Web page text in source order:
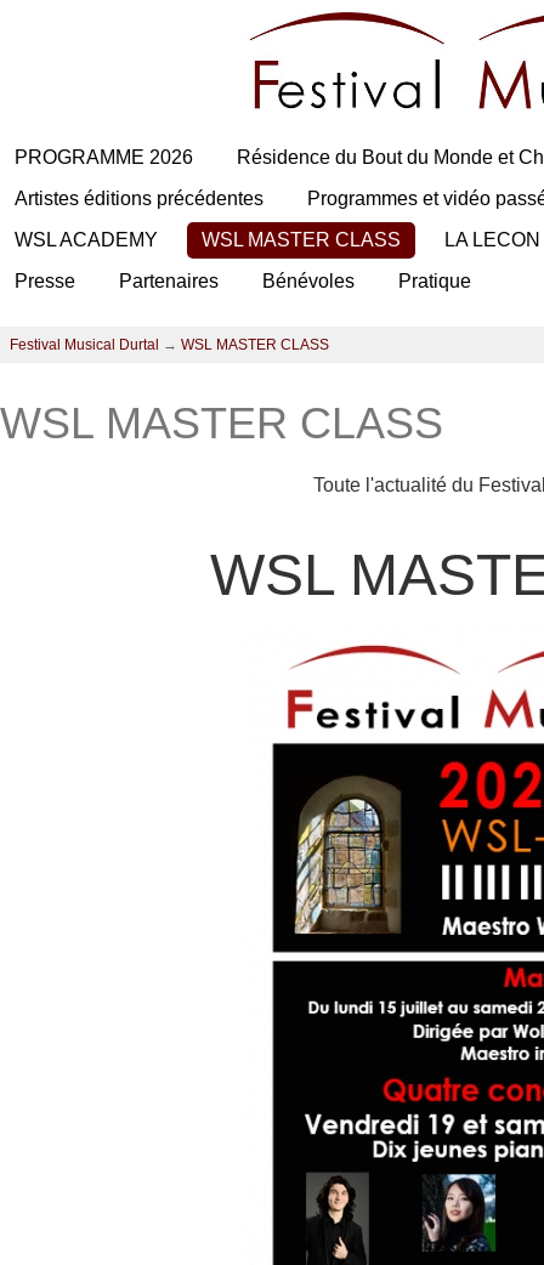
PROGRAMME 2026
Résidence du Bout du Monde et
Artistes éditions précédentes
Programmes et vidéo
WSL ACADEMY
WSL MASTER CLASS
LA
Presse
Partenaires Bénévoles Pratique
Festival Musical Durtal → WSL MASTER CLASS
WSL MASTER CLASS
Toute l'actualité du
WSL